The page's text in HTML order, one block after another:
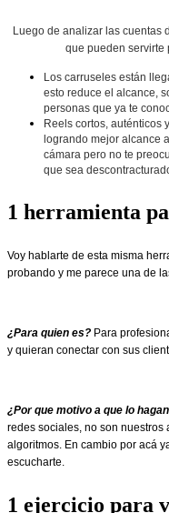
Luego de analizar las cuentas
que pueden servirte
Los carruseles están
esto reduce el alcance,
personas que ya te
Reels cortos, auténticos
logrando mejor alcance
cámara pero no te
que sea
1 herramienta
Voy hablarte de esta misma
probando y me parece una de
¿Para quien es? Para
y quieran conectar con sus
¿Por que motivo a que lo
redes sociales, no son
algoritmos. En cambio por acá
escucharte.
1 ejercicio para